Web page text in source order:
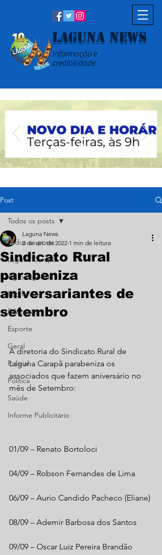
Laguna News
Informação e
credibilidade
Post
Todos os posts
Laguna Carapã
Agronegócio
Economia
Educação
Esporte
Geral
Policial
Política
Saúde
Informe Publicitário
Todos os posts
Sindicato Rural
parabeniza
aniversariantes de
setembro
Laguna News
2 de set. de 2022 1 min de leitura
A diretoria do Sindicato Rural de
Laguna Carapã parabeniza os
associados que fazem aniversário no
mês de Setembro:
01/09 – Renato Bortoloci
04/09 – Robson Fernandes de Lima
06/09 – Aurio Candido Pacheco (Eliane)
08/09 – Ademir Barbosa dos Santos
09/09 – Oscar Luiz Pereira Brandão